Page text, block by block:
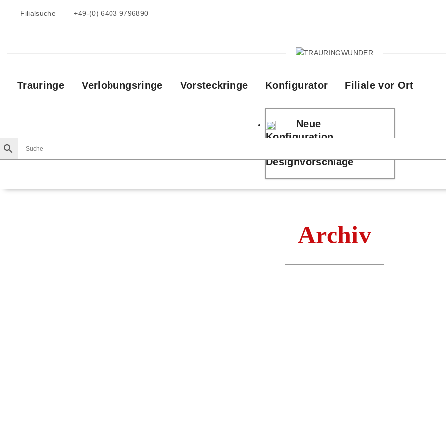
Filialsuche +49-(0) 6403 9796890
Trauringe Verlobungsringe Vorsteckringe Konfigurator
Neue
Konfiguration
Designvorschläge
Filiale vor Ort
Archiv